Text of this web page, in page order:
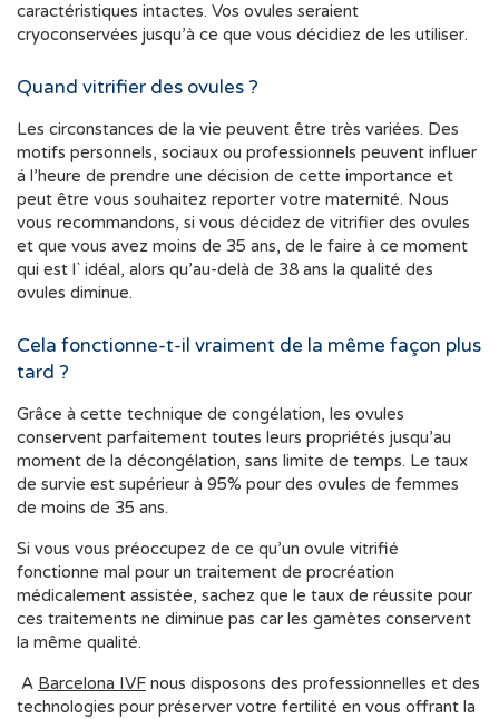
caractéristiques intactes. Vos ovules seraient
cryoconservées jusqu’à ce que vous décidiez de les utiliser.
Quand vitrifier des ovules ?
Les circonstances de la vie peuvent être très variées. Des
motifs personnels, sociaux ou professionnels peuvent influer
á l’heure de prendre une décision de cette importance et
peut être vous souhaitez reporter votre maternité. Nous
vous recommandons, si vous décidez de vitrifier des ovules
et que vous avez moins de 35 ans, de le faire à ce moment
qui est l` idéal, alors qu’au-delà de 38 ans la qualité des
ovules diminue.
Cela fonctionne-t-il vraiment de la même façon plus
tard ?
Grâce à cette technique de congélation, les ovules
conservent parfaitement toutes leurs propriétés jusqu’au
moment de la décongélation, sans limite de temps. Le taux
de survie est supérieur à 95% pour des ovules de femmes
de moins de 35 ans.
Si vous vous préoccupez de ce qu’un ovule vitrifié
fonctionne mal pour un traitement de procréation
médicalement assistée, sachez que le taux de réussite pour
ces traitements ne diminue pas car les gamètes conservent
la même qualité.
A Barcelona IVF
technologies pour préserver votre fertilité en vous offrant la